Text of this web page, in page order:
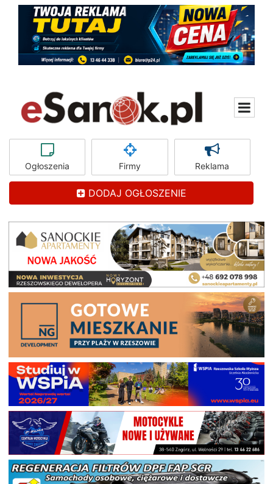
Ogłoszenia Firmy Reklama
DODAJ OGŁOSZENIE